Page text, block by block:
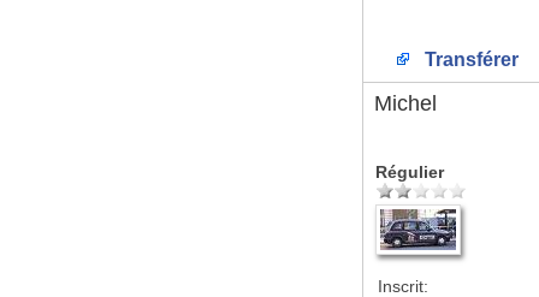
Transférer
Michel
Régulier
Inscrit: